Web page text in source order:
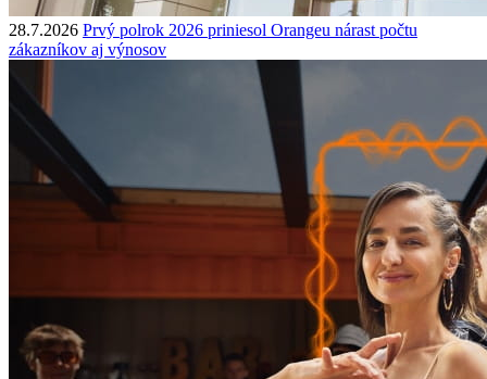
28.7.2026 Prvý polrok 2026 priniesol Orangeu nárast počtu
zákazníkov aj výnosov